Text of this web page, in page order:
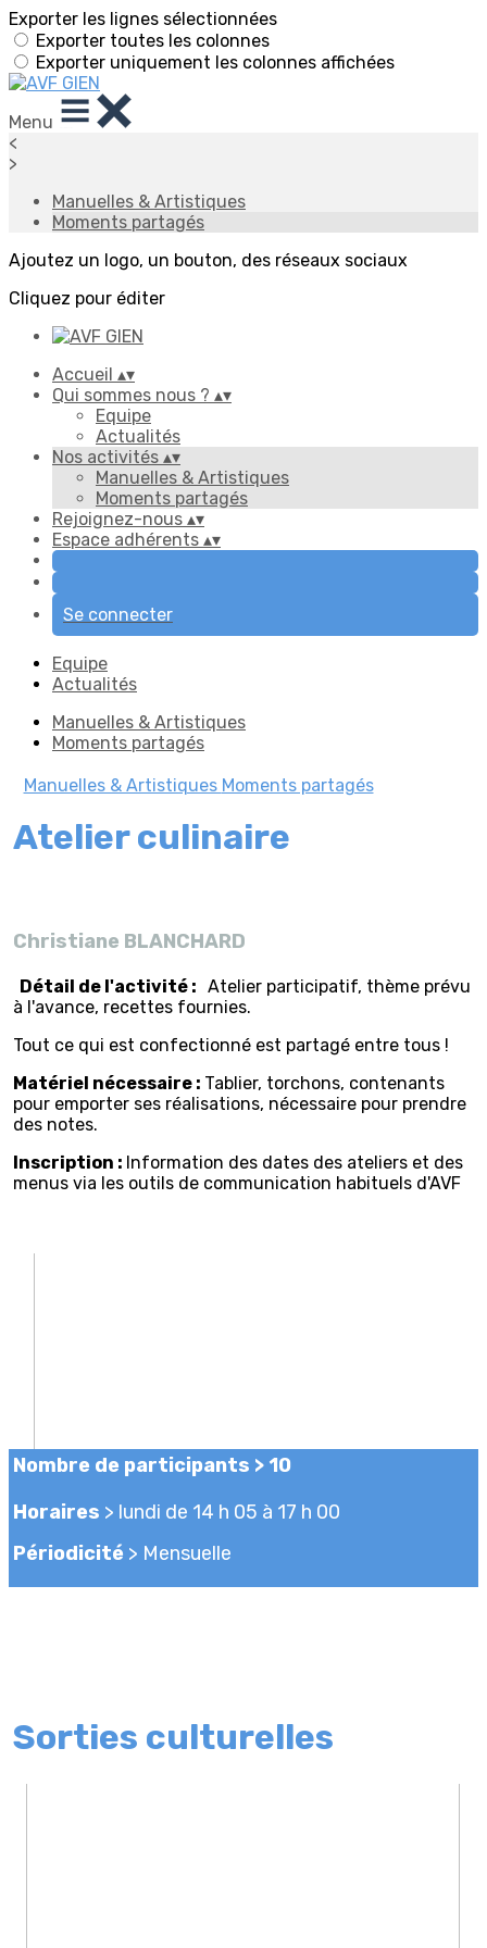
Exporter les lignes sélectionnées
Exporter toutes les colonnes
Exporter uniquement les colonnes affichées
Menu
<
>
Manuelles & Artistiques
Moments partagés
Ajoutez un logo, un bouton, des réseaux sociaux
Cliquez pour éditer
Accueil ▴▾
Qui sommes nous ? ▴▾
Equipe
Actualités
Nos activités ▴▾
Manuelles & Artistiques
Moments partagés
Rejoignez-nous ▴▾
Espace adhérents ▴▾
Se connecter
Equipe
Actualités
Manuelles & Artistiques
Moments partagés
Manuelles & Artistiques Moments partagés
Atelier culinaire
Christiane BLANCHARD
Détail de l'activité : Atelier participatif, thème prévu
à l'avance, recettes fournies.
Tout ce qui est confectionné est partagé entre tous !
Matériel nécessaire : Tablier, torchons, contenants
pour emporter ses réalisations, nécessaire pour prendre
des notes.
Inscription : Information des dates des ateliers et des
menus via les outils de communication habituels d'AVF
Nombre de participants > 10
Horaires > lundi de 14 h 05 à 17 h 00
Périodicité > Mensuelle
Sorties culturelles